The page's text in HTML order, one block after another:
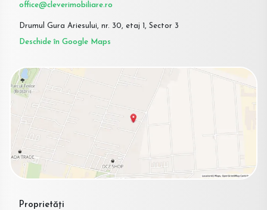
office@cleverimobiliare.ro
Drumul Gura Ariesului, nr. 30, etaj 1, Sector 3
Deschide în Google Maps
Proprietăți